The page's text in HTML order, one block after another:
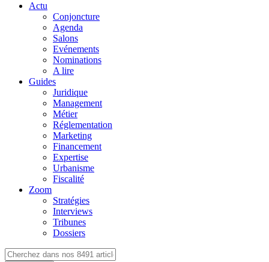
Actu
Conjoncture
Agenda
Salons
Evénements
Nominations
A lire
Guides
Juridique
Management
Métier
Réglementation
Marketing
Financement
Expertise
Urbanisme
Fiscalité
Zoom
Stratégies
Interviews
Tribunes
Dossiers